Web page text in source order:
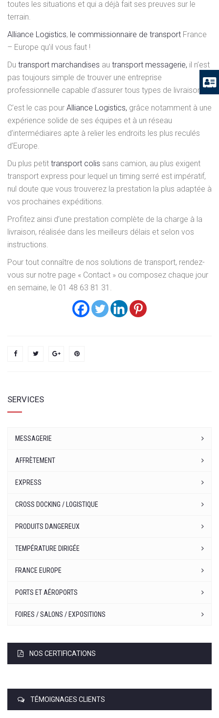
toutes les situations et qui a déjà fait ses preuves sur le
terrain.
Alliance Logistics, le commissionnaire de transport France
– Europe qu’il vous faut !
Du transport marchandises au transport messagerie, il n’est
pas toujours simple de trouver une entreprise
professionnelle capable d’assurer tous types de livraisons.
C’est le cas pour Alliance Logistics, grâce notamment à une
expérience solide de ses équipes et à un réseau
d’intermédiaires apte à relier les endroits les plus reculés
d’Europe.
Du plus petit transport colis sans camion, au plus exigent
transport express pour lequel un timing serré est impératif,
nul doute que vous trouverez la prestation la plus adaptée à
vos prochaines expéditions.
Profitez ainsi d’une prestation complète de la charge à la
livraison, réalisée dans les meilleurs délais et selon vos
instructions.
Pour tout connaître de nos solutions de transport, rendez-
vous sur notre page « Contact » ou composez chaque jour
en semaine, le 01 48 63 81 31.
SERVICES
MESSAGERIE
AFFRÈTEMENT
EXPRESS
CROSS DOCKING / LOGISTIQUE
PRODUITS DANGEREUX
TEMPÉRATURE DIRIGÉE
FRANCE EUROPE
PORTS ET AÉROPORTS
FOIRES / SALONS / EXPOSITIONS
NOS CERTIFICATIONS
TÉMOIGNAGES CLIENTS